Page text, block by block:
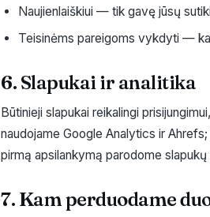
Naujienlaiškiui — tik gavę jūsų
Teisinėms pareigoms vykdyti —
6. Slapukai ir analitika
Būtinieji slapukai reikalingi
naudojame Google Analytics ir
pirmą apsilankymą parodome
7. Kam perduodame